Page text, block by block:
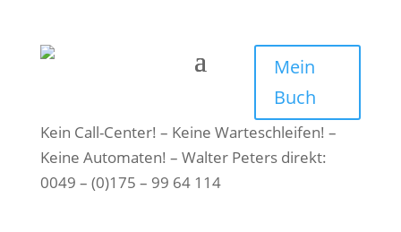
Mein
Buch
Kein Call-Center! – Keine Warteschleifen! –
Keine Automaten! – Walter Peters direkt:
0049 – (0)175 – 99 64 114